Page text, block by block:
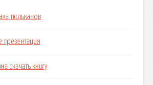
тюльканов
презентация
скачать книгу